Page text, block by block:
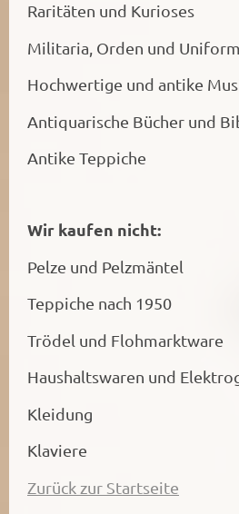
Raritäten und Kurioses
Militaria, Orden und
Hochwertige und antike
Antiquarische Bücher und
Antike Teppiche
Wir kaufen nicht:
Pelze und Pelzmäntel
Teppiche nach 1950
Trödel und Flohmarktware
Haushaltswaren und
Kleidung
Klaviere
Zurück zur Startseite